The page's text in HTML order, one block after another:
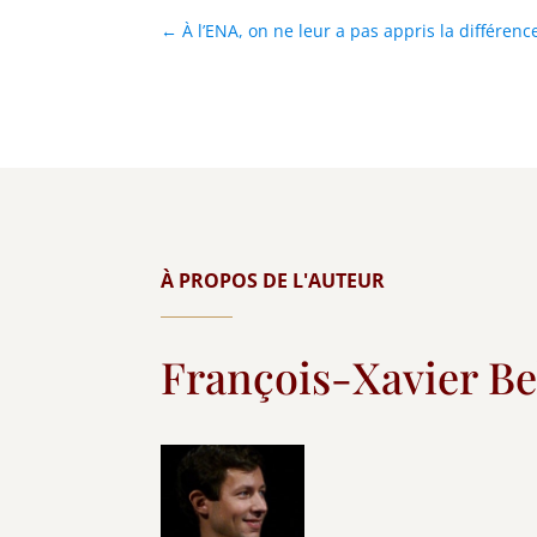
←À l’ENA, on ne leur a pas appris la
À PROPOS DE L'AUTEUR
François-Xavier